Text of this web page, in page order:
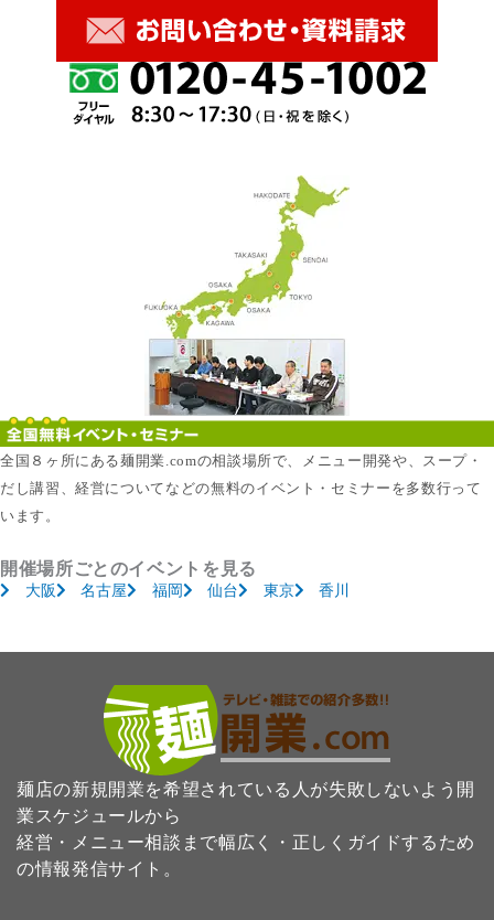
全国８ヶ所にある麺開業.comの相談場所で、メニュー開発や、スープ・
だし講習、経営についてなどの無料のイベント・セミナーを多数行って
います。
開催場所ごとのイベントを見る
大阪 名古屋 福岡 仙台 東京 香川
麺店の新規開業を希望されている人が失敗しないよう開
業スケジュールから
経営・メニュー相談まで幅広く・正しくガイドするため
の情報発信サイト。